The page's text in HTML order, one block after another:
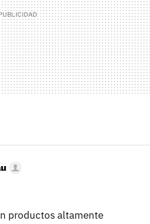
productos altamente